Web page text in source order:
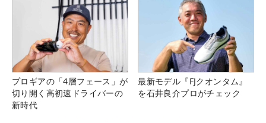
プロギアの「4層フェース」が
切り開く高初速ドライバーの
新時代
最新モデル『FJクオンタム』
を石井良介プロがチェック